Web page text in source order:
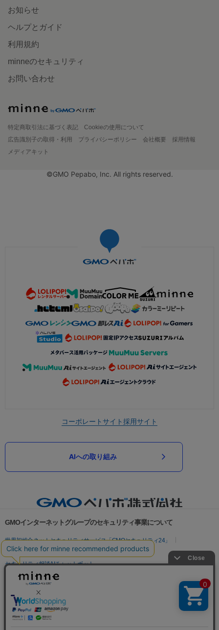
お知らせ
ヘルプとガイド
利用規約
minneのセキュリティ
お問い合わせ
特定商取引法に基づく表記
Cookieの使用について
広告識別子の取得・利用
プライバシーポリシー 会社概要
採用情報
メディアキット
©GMO Pepabo, Inc. All rights reserved.
コーポレートサイト採用サイト
AIへの取り組み
GMOインターネットグループのセキュリティ事業について
世界初総合ネットセキュリティサービス「GMOセキュリティ24」
パスワード漏洩診断
Webサイトリスク診断
セキュリティ相談AIチャットボット
実在証明・盗聴対策
サイバー攻撃対策（GMO Flatt Security）
セキュリティ事業の軌跡